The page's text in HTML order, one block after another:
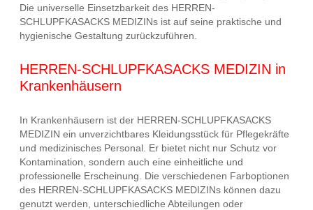
Die universelle Einsetzbarkeit des HERREN-
SCHLUPFKASACKS MEDIZINs ist auf seine praktische und
hygienische Gestaltung zurückzuführen.
HERREN-SCHLUPFKASACKS MEDIZIN in
Krankenhäusern
In Krankenhäusern ist der HERREN-SCHLUPFKASACKS
MEDIZIN ein unverzichtbares Kleidungsstück für Pflegekräfte
und medizinisches Personal. Er bietet nicht nur Schutz vor
Kontamination, sondern auch eine einheitliche und
professionelle Erscheinung. Die verschiedenen Farboptionen
des HERREN-SCHLUPFKASACKS MEDIZINs können dazu
genutzt werden, unterschiedliche Abteilungen oder